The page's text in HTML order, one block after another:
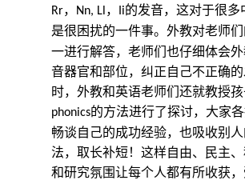
Rr， Nn, Ll ， Ii的发音，这对于很多
是很困扰的一件事。外教对老师
一进行解答，老师们也仔细体会
音器官和部位，纠正自己不正确的
时，外教和英语老师们还就教授孩
phonics的方法进行了探讨，大家各
畅谈自己的成功经验，也吸收别
法，取长补短！这样自由、民主
和研究氛围让每个人都有所收获，